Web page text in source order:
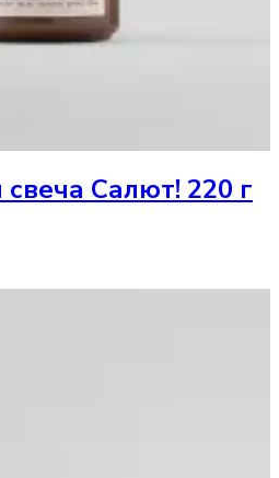
Салют! 220 г